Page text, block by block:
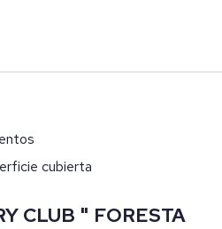
cubierta
CLUB " FORESTA